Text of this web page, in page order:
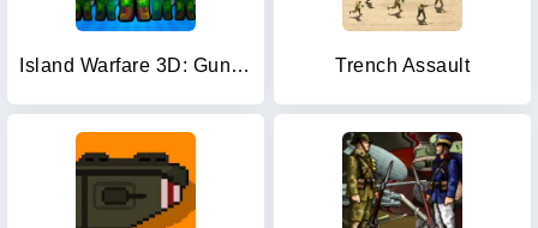
Island Warfare 3D: Guns' Land Trench Assault